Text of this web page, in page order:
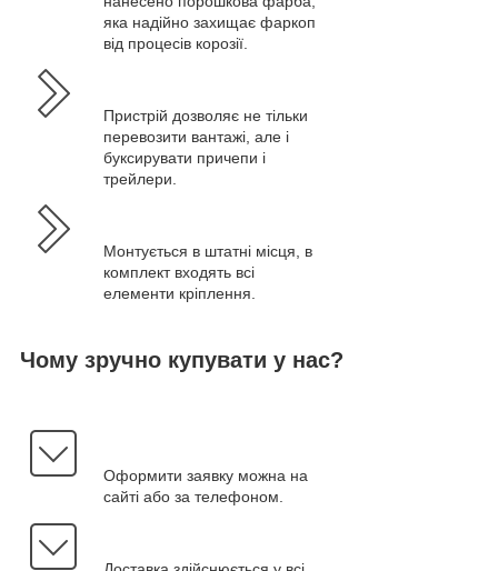
яка надійно захищає фаркоп
від процесів корозії.
Пристрій дозволяє не тільки
перевозити вантажі, але і
буксирувати причепи і
трейлери.
Монтується в штатні місця, в
комплект входять всі
елементи кріплення.
Чому зручно купувати у нас?
Оформити заявку можна на
сайті або за телефоном.